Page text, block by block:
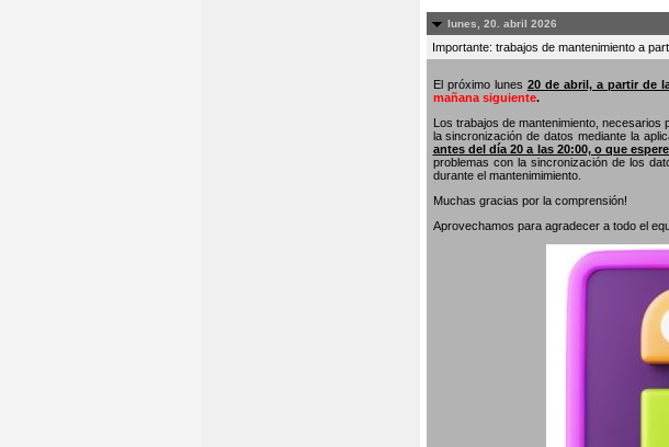
lunes, 20. abril 2026
Importante: trabajos de mantenimiento a
El próximo lunes 20 de abril, a partir de
mañana siguiente.
Los trabajos de mantenimiento,
la sincronización de datos mediante la
antes del día 20 a las 20:00, o que
problemas con la sincronización de los
durante el mantenimimiento.
Muchas gracias por la comprensión!
Aprovechamos para agradecer a todo el